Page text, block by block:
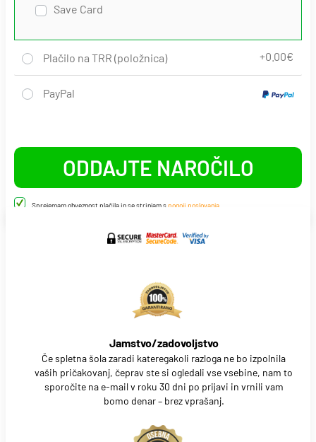
Save Card
Plačilo na TRR (položnica)
PayPal
ODDAJTE NAROČILO
Sprejemam obveznost plačila in se strinjam spogoji poslovanja
Jamstvo/zadovoljstvo
Če spletna šola zaradi kateregakoli razloga ne bo izpolnila
vaših pričakovanj, čeprav ste si ogledali vse vsebine, nam to
sporočite na e-mail v roku 30 dni po prijavi in vrnili vam
bomo denar – brez vprašanj.